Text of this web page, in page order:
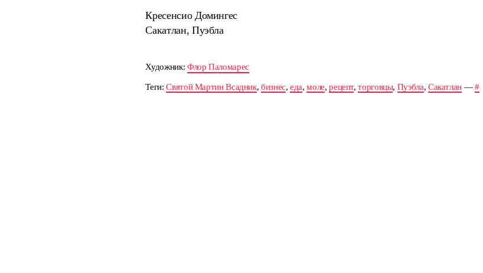
Кресенсио Домингес
Сакатлан, Пуэбла
Художник: Флор Паломарес
Теги:Святой Мартин Всадник,бизнес,еда,моле,рецепт,торговцы, Пуэбла, Сакатлан —#